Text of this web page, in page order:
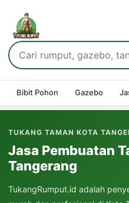
Bibit Pohon Gazebo
TUKANG TAMAN KOTA
Jasa Pembuatan
Tangerang
TukangRumput.id adalah